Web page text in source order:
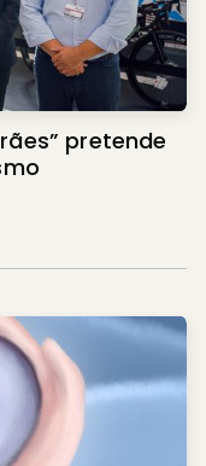
pretende